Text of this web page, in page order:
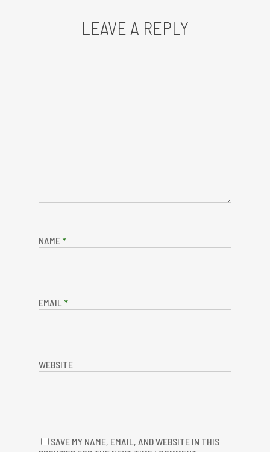
LEAVE A REPLY
NAME *
EMAIL *
WEBSITE
SAVE MY NAME, EMAIL, AND WEBSITE IN THIS